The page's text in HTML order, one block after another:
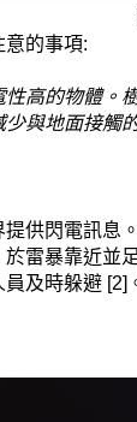
的事項:
高的物體。
與地面接觸
供閃電訊息
雷暴靠近
及時躲避